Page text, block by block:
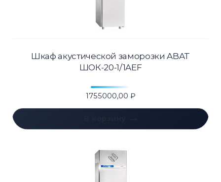
Шкаф акустической заморозки ABAT
ШОК-20-1/1AEF
1755000,00 ₽